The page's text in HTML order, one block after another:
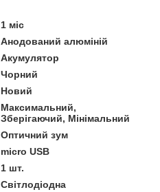
1 міс
Анодований алюміній
Акумулятор
Чорний
Новий
Максимальний,
Зберігаючий, Мінімальний
Оптичний зум
micro USB
1 шт.
Світлодіодна